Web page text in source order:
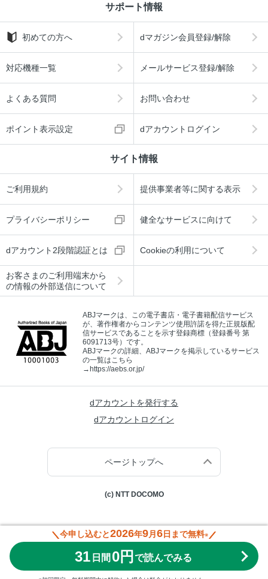
サポート情報
初めての方へ dマガジン会員登録/解除
対応機種一覧 メールサービス登録/解除
よくある質問 お問い合わせ
ポイント表示設定 dアカウントログイン
サイト情報
ご利用規約 提供事業者等に関する表示
プライバシーポリシー 健全なサービスに向けて
dアカウント2段階認証とは Cookieの利用について
お客さまのご利用端末から
の情報の外部送信について
ABJマークは、この電子書店・電子書籍配信サービス
が、著作権者からコンテンツ使用許諾を得た正規版配
信サービスであることを示す登録商標（登録番号 第
6091713号）です。
ABJマークの詳細、ABJマークを掲示しているサービス
の一覧はこちら
→https://aebs.or.jp/
dアカウントを発行する
dアカウントログイン
ページトップへ
(c) NTT DOCOMO
今申し込むと2026年9月 6日まで無料※
31 日間 0円 で読んでみる